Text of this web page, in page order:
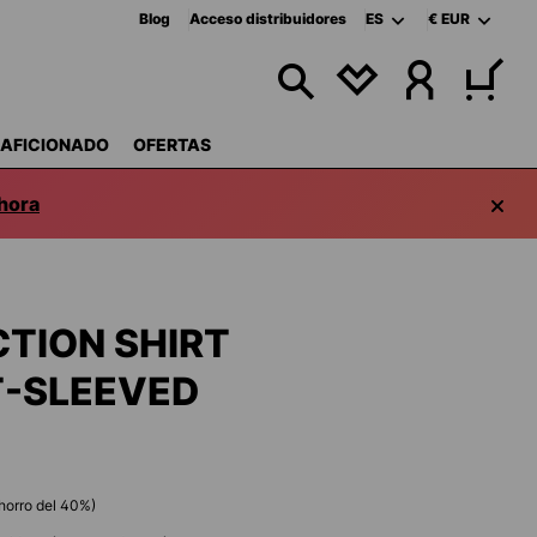
Blog Acceso distribuidores ES € EUR
TIENES 0
OFERTAS
SHIRT
SLEEVED
del40%)